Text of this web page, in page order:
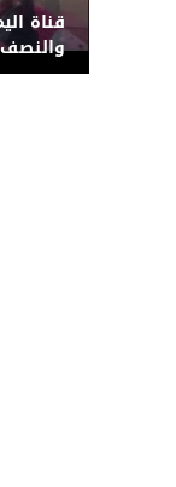
قناة
والنصف 15-03-